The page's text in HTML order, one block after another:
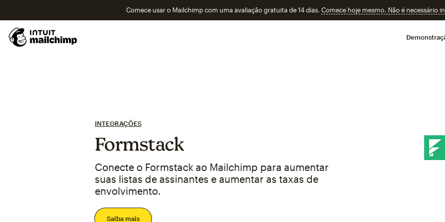
Comece usar o Mailchimp com uma avaliação gratuita de 14 dias. Comece hoje mesmo. Não é necessário
INTEGRAÇÕES
Formstack
Conecte o Formstack ao Mailchimp para aumentar
suas listas de assinantes e aumentar as taxas de
envolvimento.
Saiba mais